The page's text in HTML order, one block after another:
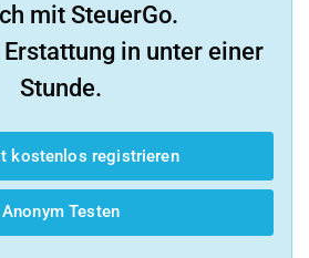
mit SteuerGo.
in unter einer
Stunde.
kostenlos registrieren
Anonym Testen